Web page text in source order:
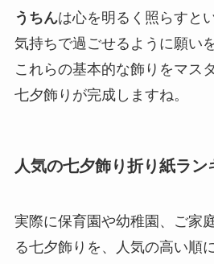
うちんは心を明るく照らすと
気持ちで過ごせるように願い
これらの基本的な飾りをマス
七夕飾りが完成しますね。
人気の七夕飾り折り紙ラン
実際に保育園や幼稚園、ご家
る七夕飾りを、人気の高い順